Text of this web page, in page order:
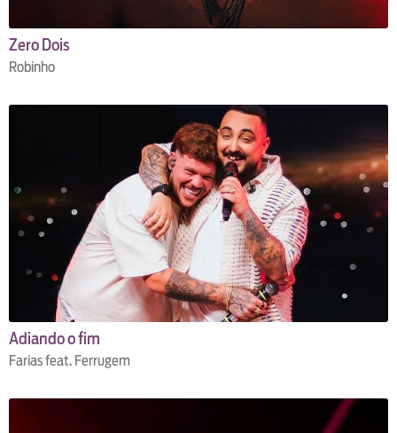
Zero Dois
Robinho
Adiando o fim
Farias feat. Ferrugem